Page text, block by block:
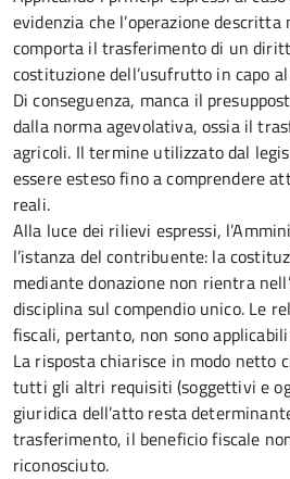
evidenzia che l’operazione descritta
comporta il trasferimento di un
costituzione dell’usufrutto in capo
Di conseguenza, manca il
dalla norma agevolativa, ossia il
agricoli. Il termine utilizzato dal
essere esteso fino a comprendere
reali.
Alla luce dei rilievi espressi,
l’istanza del contribuente: la
mediante donazione non rientra
disciplina sul compendio unico. Le
fiscali, pertanto, non sono
La risposta chiarisce in modo netto
tutti gli altri requisiti (soggettivi e
giuridica dell’atto resta
trasferimento, il beneficio fiscale
riconosciuto.